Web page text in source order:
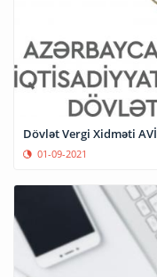
Dövlət Vergi Xidməti
01-09-2021